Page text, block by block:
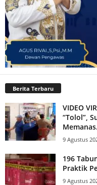
Berita Terbaru
VIDEO
“Tolol”,
9 Agustus
196
Praktik
9 Agustus